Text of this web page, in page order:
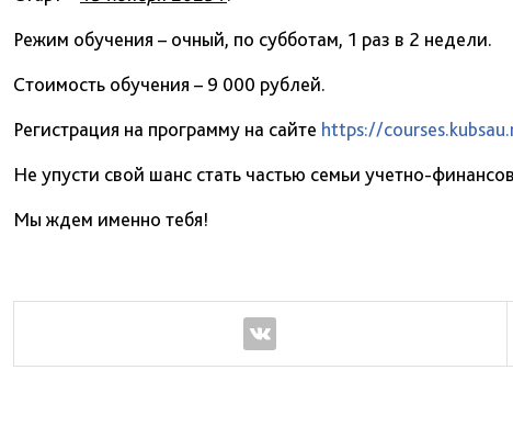
Режим обучения – очный, по субботам, 1 раз в 2 недели.
Стоимость обучения – 9 000 рублей.
Регистрация на программу на сайте https://
Не упусти свой шанс стать частью семьи учетно-
Мы ждем именно тебя!